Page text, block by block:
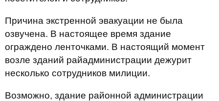
Причина экстренной эвакуации не была
озвучена. В настоящее время здание
ограждено ленточками. В настоящий момент
возле зданий райадминистрации дежурит
несколько сотрудников милиции.
Возможно, здание районной администрации